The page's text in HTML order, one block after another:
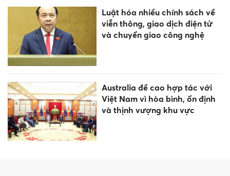
GIỎI, cuối tuần này 8-9/8 chúc
mừng 3 tuổi có vận trình rực
rỡ, làm ăn LỘC lá mạnh nhất!
thị trường lao động bền vững